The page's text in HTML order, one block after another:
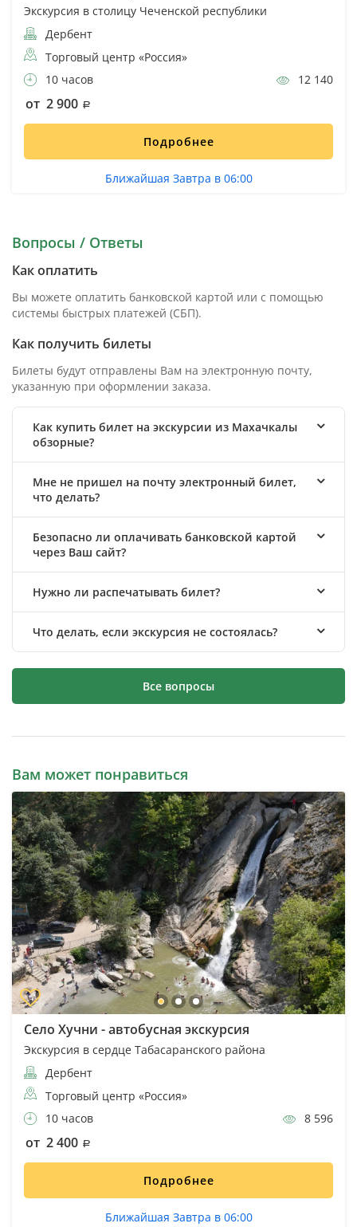
Экскурсия в столицу Чеченской республики
Дербент
Торговый центр «Россия»
10 часов
12 140
от 2 900
Подробнее
Ближайшая Завтра в 06:00
Вопросы / Ответы
Как оплатить
Вы можете оплатить банковской картой или с помощью
системы быстрых платежей (СБП).
Как получить билеты
Билеты будут отправлены Вам на электронную почту,
указанную при оформлении заказа.
Как купить билет на экскурсии из Махачкалы
обзорные?
Мне не пришел на почту электронный билет,
что делать?
Безопасно ли оплачивать банковской картой
через Ваш сайт?
Нужно ли распечатывать билет?
Что делать, если экскурсия не состоялась?
Все вопросы
Вам может понравиться
Село Хучни - автобусная экскурсия
Экскурсия в сердце Табасаранского района
Дербент
Торговый центр «Россия»
10 часов
8 596
от 2 400
Подробнее
Ближайшая Завтра в 06:00